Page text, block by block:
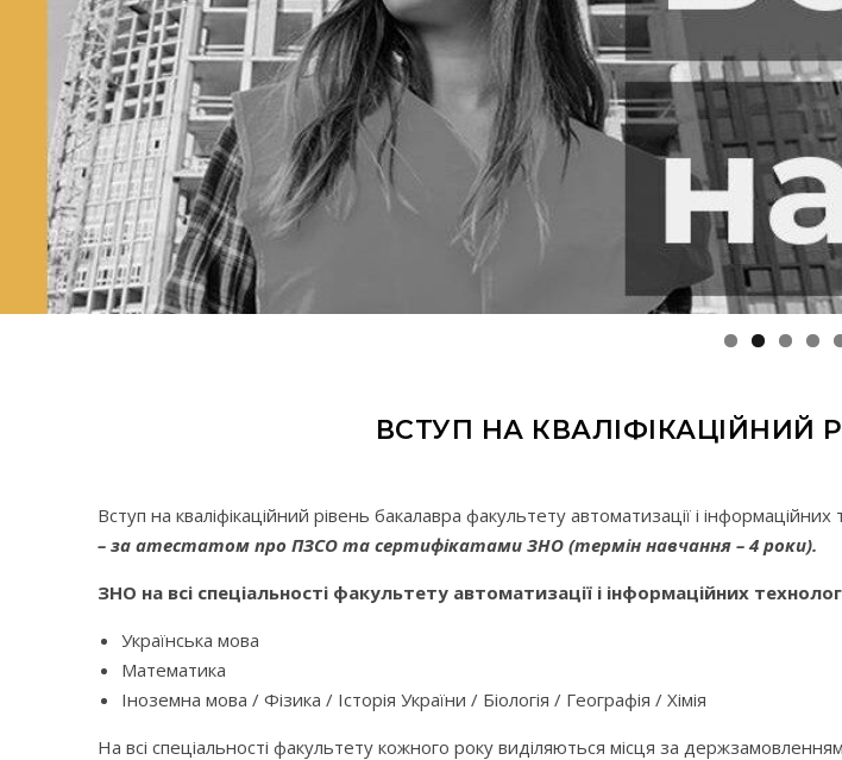
ВСТУП НА КВАЛІФІКАЦІЙНИЙ
Вступ на кваліфікаційний рівень бакалавра факультету автоматизації і
– за атестатом про ПЗСО та сертифікатами ЗНО (термін навчання – 4 роки).
ЗНО на всі спеціальності факультету автоматизації і інформаційних
Українська мова
Математика
Іноземна мова / Фізика / Історія України / Біологія / Географія / Хімія
На всі спеціальності факультету кожного року виділяються місця за